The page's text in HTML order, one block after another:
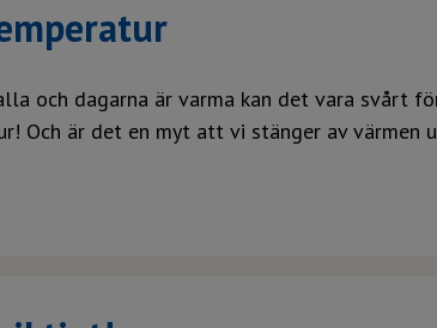
och dagarna är varma kan det vara
Och är det en myt att vi stänger av värmen